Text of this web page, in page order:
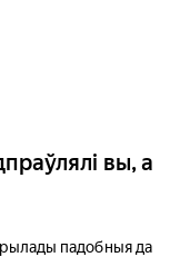
вы, а
падобныя да